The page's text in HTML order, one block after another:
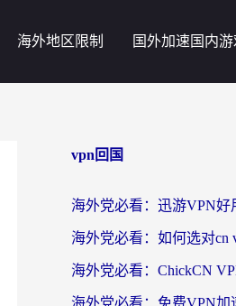
海外地区限制 国外加速国内
vpn回国